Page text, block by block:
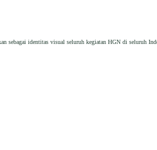
sebagai identitas visual seluruh kegiatan HGN di seluruh